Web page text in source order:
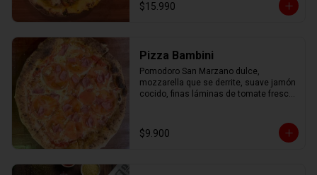
$15.990
Pizza Bambini
Pomodoro San Marzano dulce,
mozzarella que se derrite, suave jamón
cocido, finas láminas de tomate fresco
$9.900